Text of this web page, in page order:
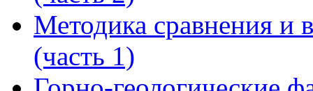
Методика сравнения и
(часть 1)